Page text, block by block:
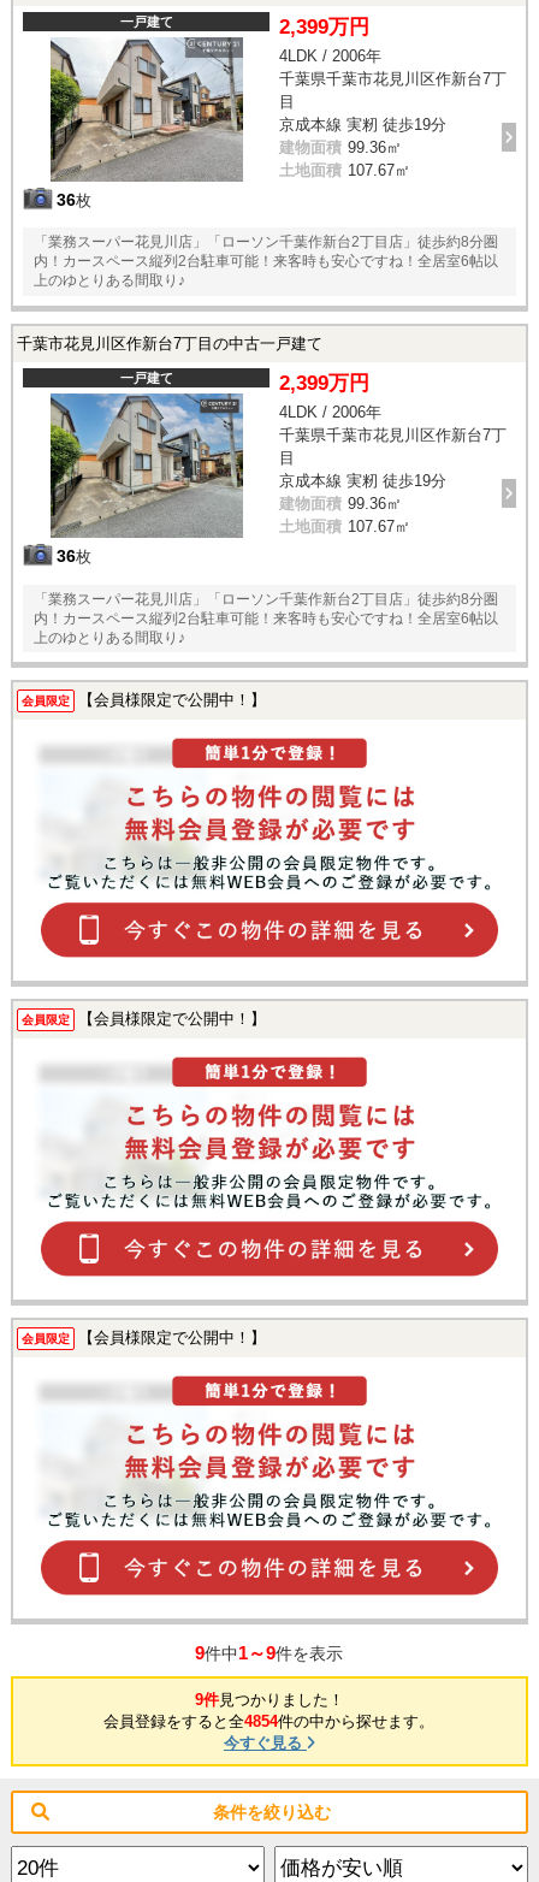
一戸建て
36枚
2,399万円
4LDK / 2006年
千葉県千葉市花見川区作新台7丁
目
京成本線 実籾 徒歩19分
建物面積 99.36㎡
土地面積 107.67㎡
「業務スーパー花見川店」「ローソン千葉作新台2丁目店」徒歩約8分圏
内！カースペース縦列2台駐車可能！来客時も安心ですね！全居室6帖以
上のゆとりある間取り♪
千葉市花見川区作新台7丁目の中古一戸建て
一戸建て
36枚
2,399万円
4LDK / 2006年
千葉県千葉市花見川区作新台7丁
目
京成本線 実籾 徒歩19分
建物面積 99.36㎡
土地面積 107.67㎡
「業務スーパー花見川店」「ローソン千葉作新台2丁目店」徒歩約8分圏
内！カースペース縦列2台駐車可能！来客時も安心ですね！全居室6帖以
上のゆとりある間取り♪
会員限定 【会員様限定で公開中！】
会員限定 【会員様限定で公開中！】
会員限定 【会員様限定で公開中！】
9件中1～9件を表示
9件見つかりました！
会員登録をすると全4854件の中から探せます。
今すぐ見る
条件を絞り込む